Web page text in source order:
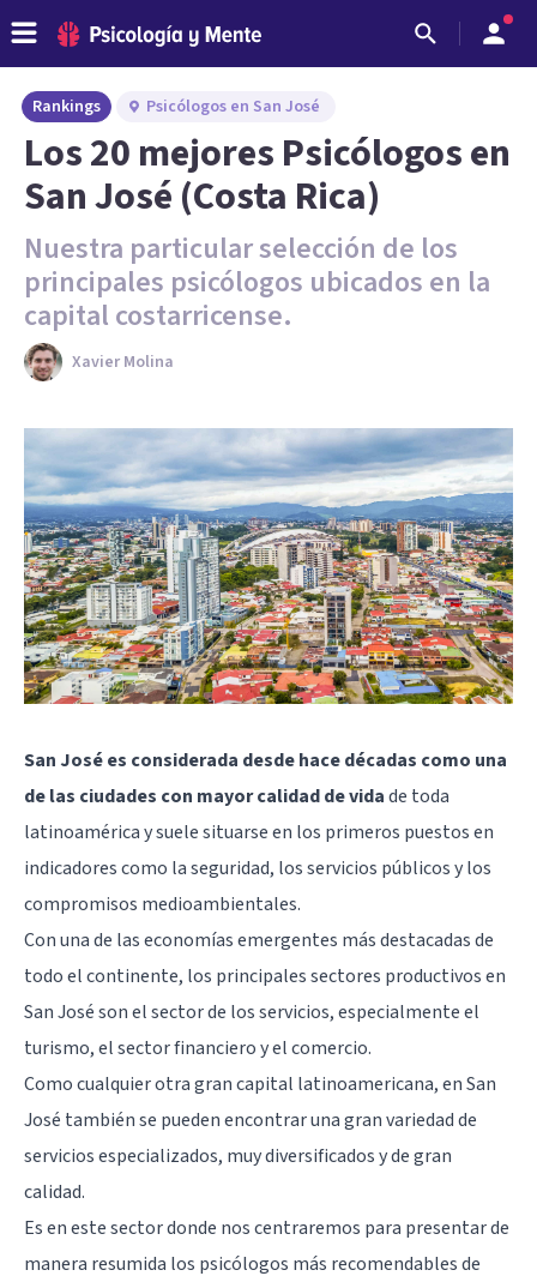
Rankings Psicólogos en San José
Los 20 mejores Psicólogos en
San José (Costa Rica)
Nuestra particular selección de los
principales psicólogos ubicados en la
capital costarricense.
Xavier Molina
San José es considerada desde hace décadas como una
de las ciudades con mayor calidad de vidade toda
latinoamérica y suele situarse en los primeros puestos en
indicadores como la seguridad, los servicios públicos y los
compromisos medioambientales.
Con una de las economías emergentes más destacadas de
todo el continente, los principales sectores productivos en
San José son el sector de los servicios, especialmente el
turismo, el sector financiero y el comercio.
Como cualquier otra gran capital latinoamericana, en San
José también se pueden encontrar una gran variedad de
servicios especializados, muy diversificados y de gran
calidad.
Es en este sector donde nos centraremos para presentar de
manera resumida los psicólogos más recomendables de